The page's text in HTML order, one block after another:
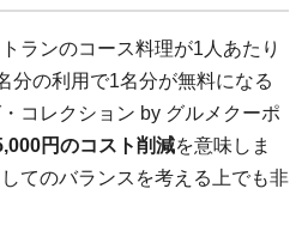
ランのコース料理が1人あたり
分の利用で1名分が無料になる
コレクション by グルメクーポ
円のコスト削減を意味しま
てのバランスを考える上でも非